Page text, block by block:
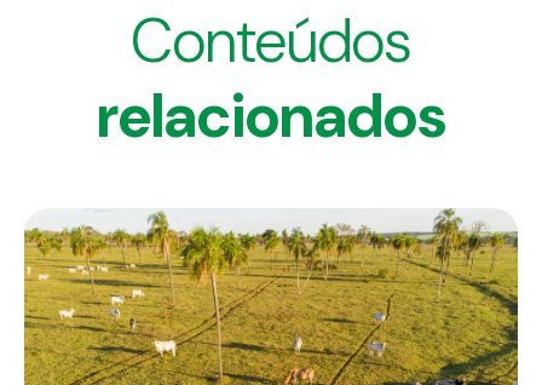
Conteúdos
relacionados